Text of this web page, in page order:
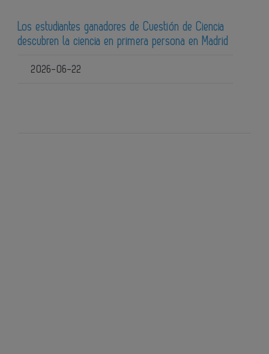
Los estudiantes ganadores de Cuestión de Ciencia
descubren la ciencia en primera persona en Madrid
2026-06-22